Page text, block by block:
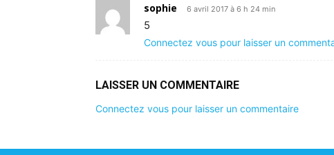
sophie 6 avril 2017 à 6 h 24 min
5
Connectez vous pour laisser un
LAISSER UN COMMENTAIRE
Connectez vous pour laisser un commentaire